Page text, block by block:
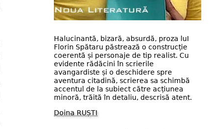
Halucinantă, bizară, absurdă, proza luI
Florin Spătaru păstrează o construcție
coerentă și personaje de tip realist. Cu
evidente rădăcini în scrierile
avangardiste și o deschidere spre
aventura citadină, scrierea sa schimbă
accentul de la subiect către acțiunea
minoră, trăită în detaliu, descrisă atent.
Doina RUȘTI